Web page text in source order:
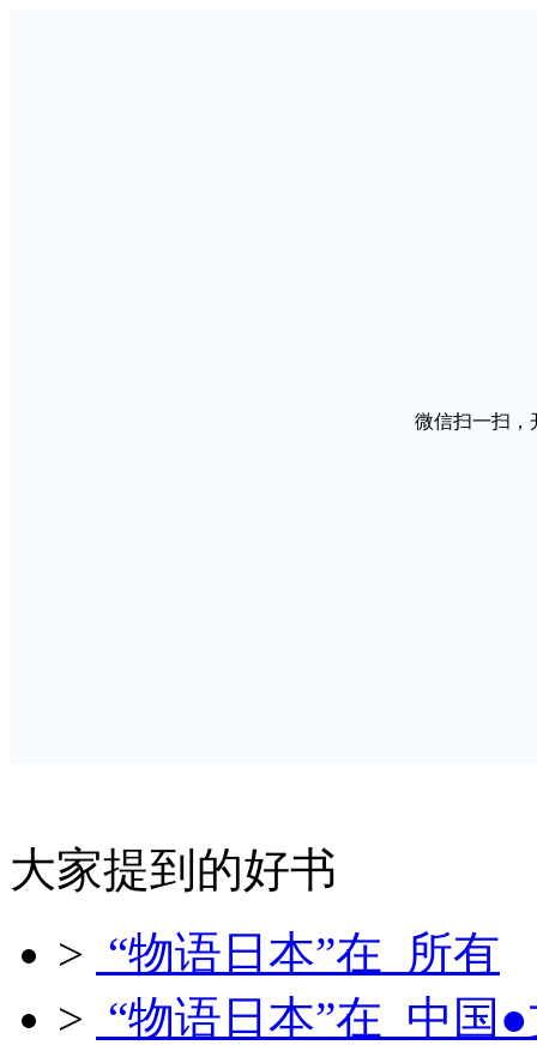
微信扫一扫，
大家提到的好书
> “物语日本”在 所有
> “物语日本”在 中国